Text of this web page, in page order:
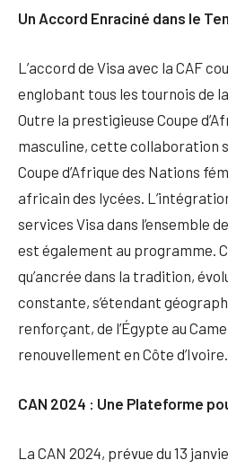
Un Accord Enraciné dans le
L’accord de Visa avec la CAF
englobant tous les tournois de la
Outre la prestigieuse Coupe
masculine, cette collaboration
Coupe d’Afrique des Nations
africain des lycées.
services Visa dans l’ensemble
est également au programme.
qu’ancrée dans la tradition,
constante, s’étendant
renforçant, de l’Égypte au
renouvellement en Côte d’Ivoire.
CAN 2024 : Une Plateforme
La CAN 2024, prévue du 13